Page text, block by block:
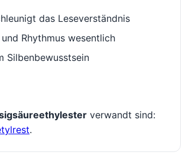
das Leseverständnis
Rhythmus wesentlich
verwandt sind:
.